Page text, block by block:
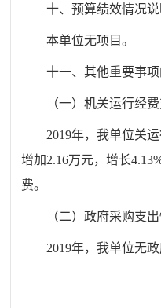
十、预算绩效情况说
本单位无项目。
十一、其他重要事
（一）机关运行经
2019年，我单位关
增加2.16万元，增长4.13
费。
（二）政府采购支
2019年，我单位无政